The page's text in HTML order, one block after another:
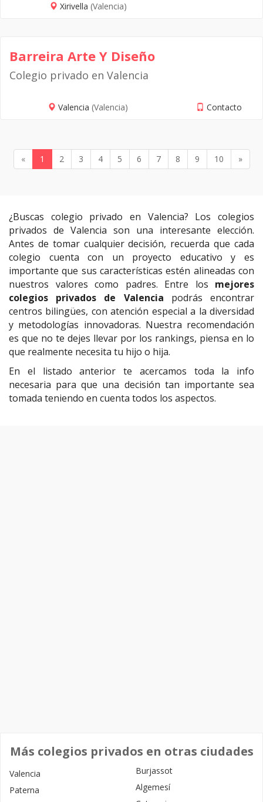
Xirivella (Valencia)
Barreira Arte Y Diseño
Colegio privado en Valencia
Valencia (Valencia) Contacto
« 1 2 3 4 5 6 7 8 9 10 »
¿Buscas colegio privado en Valencia? Los colegios
privados de Valencia son una interesante elección.
Antes de tomar cualquier decisión, recuerda que cada
colegio cuenta con un proyecto educativo y es
importante que sus características estén alineadas con
nuestros valores como padres. Entre los mejores
colegios privados de Valencia podrás encontrar
centros bilingües, con atención especial a la diversidad
y metodologías innovadoras. Nuestra recomendación
es que no te dejes llevar por los rankings, piensa en lo
que realmente necesita tu hijo o hija.
En el listado anterior te acercamos toda la info
necesaria para que una decisión tan importante sea
tomada teniendo en cuenta todos los aspectos.
Más colegios privados en otras ciudades
Valencia
Paterna
Burjassot
Algemesí